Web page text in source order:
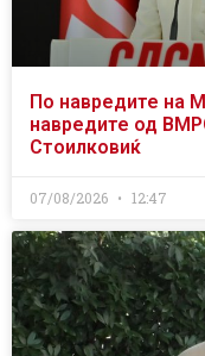
По навредите на
навредите од
Стоилковиќ
07/08/2026 12:47